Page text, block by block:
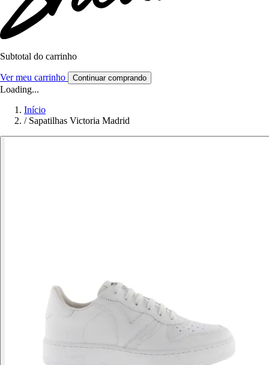
Subtotal do carrinho
Ver meu carrinho Continuar comprando
Loading...
Início
/ Sapatilhas Victoria Madrid